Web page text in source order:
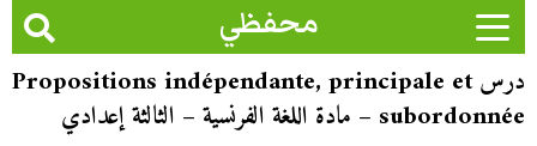
محفظي
درس Propositions indépendante, principale et
subordonnée – مادة اللغة الفرنسية – الثالثة إعدادي